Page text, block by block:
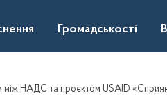
Громадськості
НАДС та проєктом USAID